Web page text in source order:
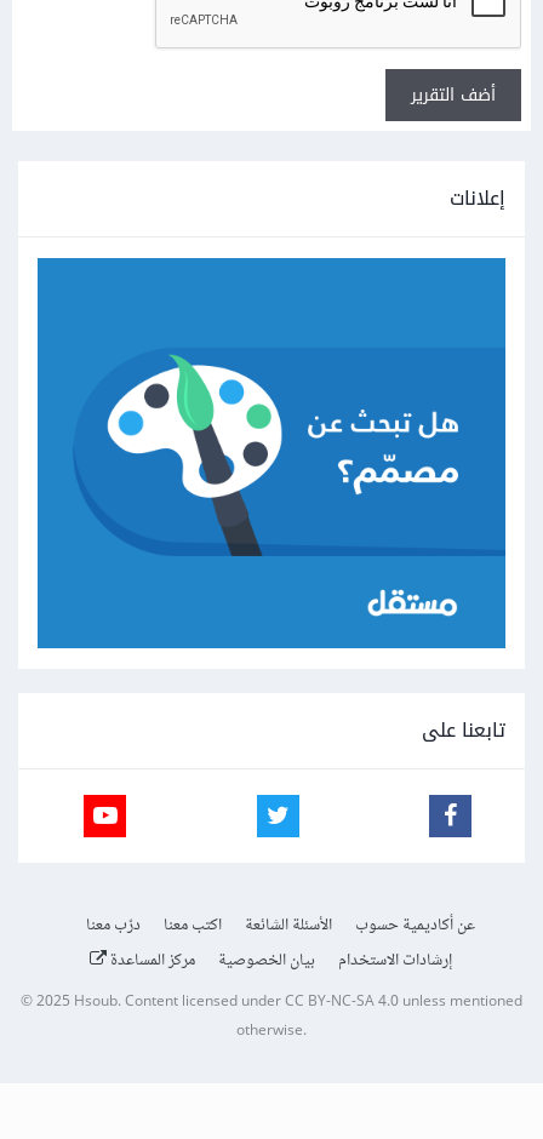
أضف التقرير
إعلانات
تابعنا على
عن أكاديمية حسوب الأسئلة الشائعة اكتب معنا
درّب معنا
إرشادات الاستخدام
بيان الخصوصية مركز المساعدة
© 2025 Hsoub.Content licensed underCC BY-NC-SA 4.0unless mentioned
otherwise.